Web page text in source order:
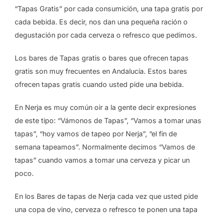
“Tapas Gratis” por cada consumición, una tapa gratis por
cada bebida. Es decir, nos dan una pequeña ración o
degustación por cada cerveza o refresco que pedimos.
Los bares de Tapas gratis o bares que ofrecen tapas
gratis son muy frecuentes en Andalucía. Estos bares
ofrecen tapas gratis cuando usted pide una bebida.
En Nerja es muy común oir a la gente decir expresiones
de este tipo: “Vámonos de Tapas”, “Vamos a tomar unas
tapas”, “hoy vamos de tapeo por Nerja”, “el fin de
semana tapeamos”. Normalmente decimos “Vamos de
tapas” cuando vamos a tomar una cerveza y picar un
poco.
En los Bares de tapas de Nerja cada vez que usted pide
una copa de vino, cerveza o refresco te ponen una tapa